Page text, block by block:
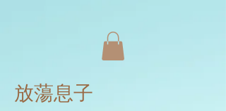
放蕩息子